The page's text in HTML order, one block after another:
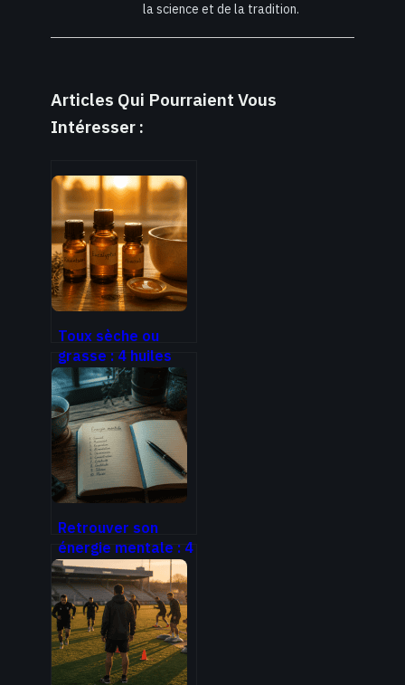
la science et de la tradition.
Articles Qui Pourraient Vous
Intéresser :
Toux sèche ou
grasse : 4 huiles
essentielles pour
libérer vos voies
respiratoires
Retrouver son
énergie mentale : 4
leviers concrets
pour dissiper le
brouillard cognitif